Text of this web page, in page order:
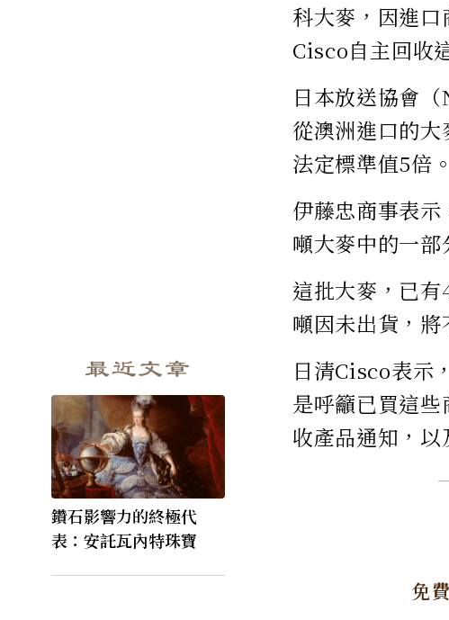
最近文章
鑽石影響力的終極代
表：安託瓦內特珠寶
科大麥，因進
Cisco自主回收
日本放送協會
從澳洲進口的
法定標準值5倍
伊藤忠商事表
噸大麥中的一部
這批大麥，已
噸因未出貨，將
日清Cisco表示
是呼籲已買這
收產品通知，以
免